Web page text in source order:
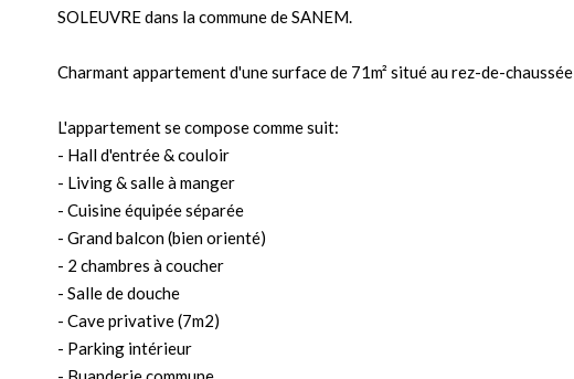
SOLEUVRE dans la commune de SANEM.
Charmant appartement d'une surface de 71m² situé au rez-de-
L'appartement se compose comme suit:
- Hall d'entrée & couloir
- Living & salle à manger
- Cuisine équipée séparée
- Grand balcon (bien orienté)
- 2 chambres à coucher
- Salle de douche
- Cave privative (7m2)
- Parking intérieur